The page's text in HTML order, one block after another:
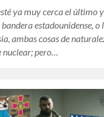
ya muy cerca el último
estadounidense,
ambas cosas de
nuclear; pero…